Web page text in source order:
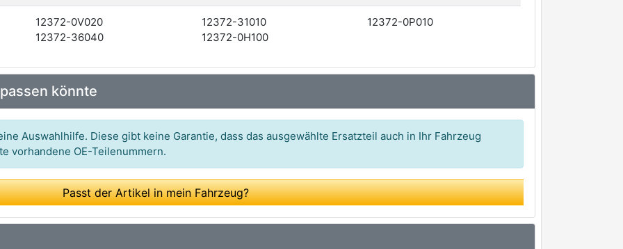
12372-0V020 12372-31010
12372-0P010
12372-36040 12372-0H100
könnte
Auswahlhilfe. Diese gibt keine Garantie, dass das ausgewählte Ersatzteil auch in Ihr Fahrzeug
vorhandene OE-Teilenummern.
Passt der Artikel in mein Fahrzeug?